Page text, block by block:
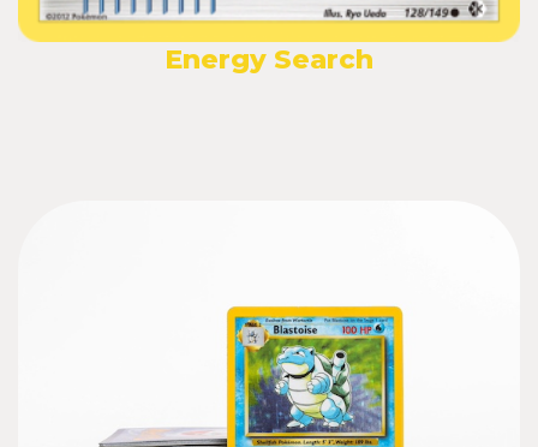
Energy Search